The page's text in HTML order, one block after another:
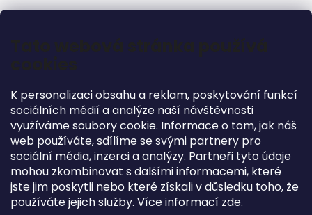
Tato webová stránka používá
cookies
K personalizaci obsahu a reklam, poskytování funkcí
sociálních médií a analýze naší návštěvnosti
využíváme soubory cookie. Informace o tom, jak náš
web používáte, sdílíme se svými partnery pro
sociální média, inzerci a analýzy. Partneři tyto údaje
mohou zkombinovat s dalšími informacemi, které
jste jim poskytli nebo které získali v důsledku toho, že
používáte jejich služby. Více informací zde.
Jak nakupovat
Obchodní podmínky
Podmínky pro vrácení zboží
Facebook